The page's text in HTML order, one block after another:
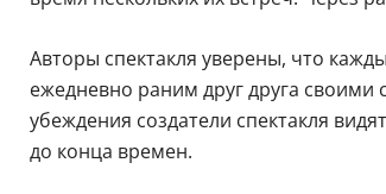
Авторы спектакля уверены, что
ежедневно раним друг друга
убеждения создатели спектакля
до конца времен.